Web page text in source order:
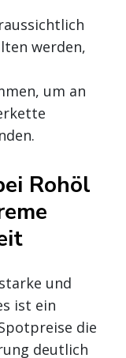
werden,
um an
Rohöl
und
ist ein
die
deutlich